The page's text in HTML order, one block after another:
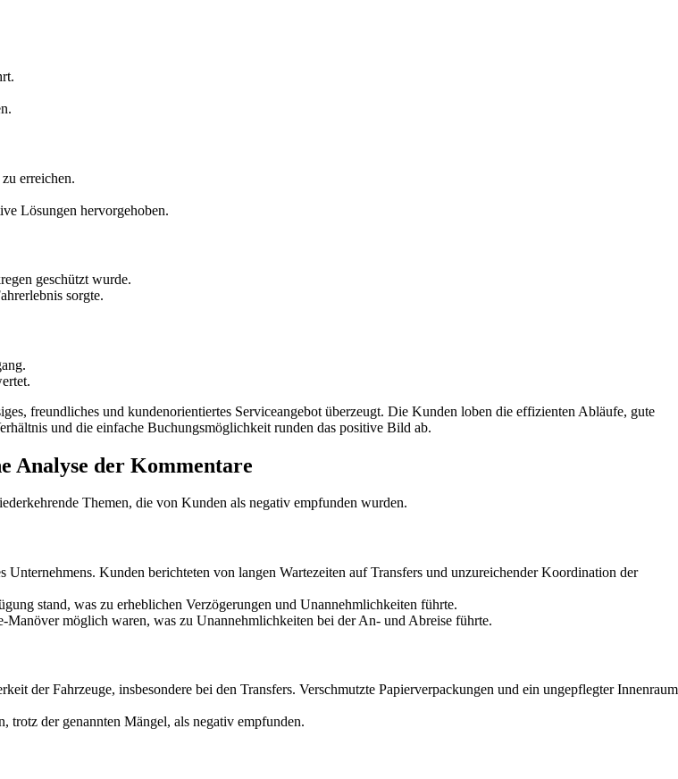
erreichen.
Lösungen hervorgehoben.
geschützt wurde.
sorgte.
freundliches und kundenorientiertes Serviceangebot überzeugt. Die Kunden loben die effizienten Abläufe, gute
und die einfache Buchungsmöglichkeit runden das positive Bild ab.
Analyse der Kommentare
Themen, die von Kunden als negativ empfunden wurden.
Kunden berichteten von langen Wartezeiten auf Transfers und unzureichender Koordination der
stand, was zu erheblichen Verzögerungen und Unannehmlichkeiten führte.
möglich waren, was zu Unannehmlichkeiten bei der An- und Abreise führte.
der Fahrzeuge, insbesondere bei den Transfers. Verschmutzte Papierverpackungen und ein ungepflegter Innenraum
trotz der genannten Mängel, als negativ empfunden.